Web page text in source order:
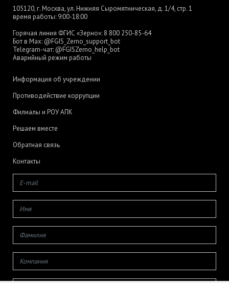
105120, г. Москва, ул. Нижняя Сыромятническая, д. 1/4, стр. 1
время работы: 9:00-18:00
Горячая линия ФГИС «Зерно»: 8 800 250-85-64
Бот в Max: @FGIS_Zerno_support_bot
Telegram-чат: @FGISZerno_help_bot
Аварийный режим работы
Информация об учреждении
Противодействие коррупции
Филиалы и РОУ АПК
Решаем вместе
Обратная связь
Контакты